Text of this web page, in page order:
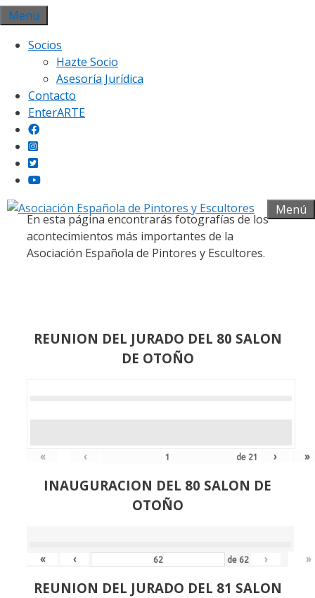
Saltar
al
contenido
Menu
Socios
Hazte Socio
Asesoría Jurídica
Contacto
EnterARTE
Menú
Galería fotográfica
En esta página encontrarás fotografías de los
acontecimientos más importantes de la
Asociación Española de Pintores y Escultores.
REUNION DEL JURADO DEL 80 SALON
DE OTOÑO
« ‹ de 21 › »
INAUGURACION DEL 80 SALON DE
OTOÑO
« ‹ de 62 › »
REUNION DEL JURADO DEL 81 SALON